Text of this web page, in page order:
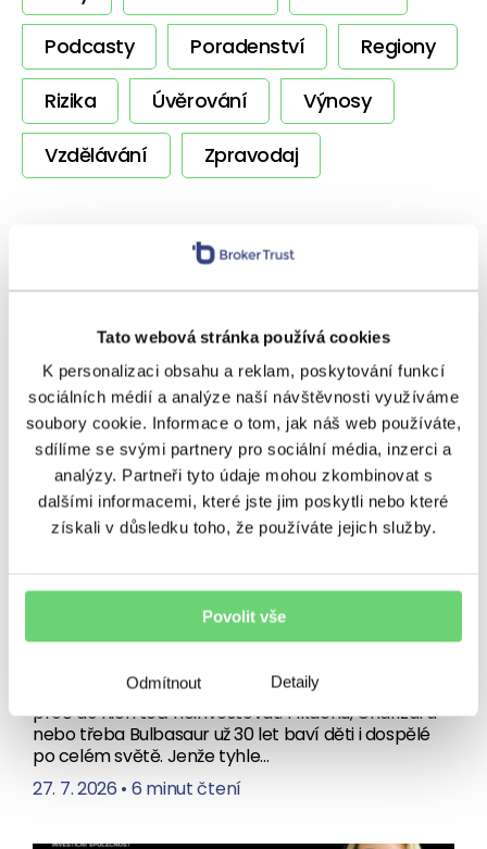
Detaily
Tato webová stránka používá cookies
K personalizaci obsahu a reklam, poskytování funkcí
sociálních médií a analýze naší návštěvnosti využíváme
soubory cookie. Informace o tom, jak náš web používáte,
sdílíme se svými partnery pro sociální média, inzerci a
analýzy. Partneři tyto údaje mohou zkombinovat s
dalšími informacemi, které jste jim poskytli nebo které
získali v důsledku toho, že používáte jejich služby.
Povolit vše
Odmítnout
Podcasty
Poradenství
Regiony
Rizika
Úvěrování
Výnosy
Vzdělávání
Zpravodaj
SOUVISEJÍCÍ ČLÁNKY
VÝNOSY
Chytit je všechny? Jako
s Pokémon kartami se utrhly
ze řetězu
Sbírám Pokémon karty. A právě proto vám řeknu,
proč do nich teď neinvestovat. Pikachu, Charizard
nebo třeba Bulbasaur už 30 let baví děti i dospělé
po celém světě. Jenže tyhle…
27. 7. 2026• 6 minut čtení